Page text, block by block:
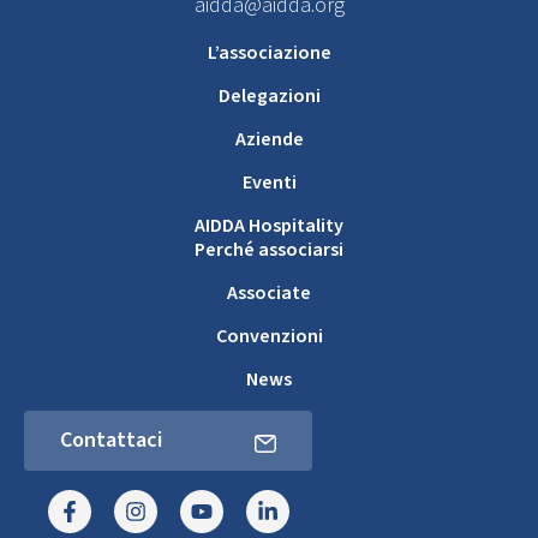
L’associazione
Delegazioni
Aziende
Eventi
AIDDA Hospitality
Perché associarsi
Associate
Convenzioni
News
Contattaci